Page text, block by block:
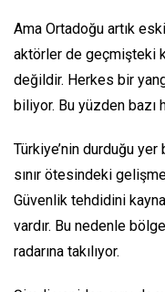
Ama Ortadoğu artık
aktörler de geçmişteki
değildir. Herkes bir
biliyor. Bu yüzden bazı
Türkiye’nin durduğu
sınır ötesindeki
Güvenlik tehdidini
vardır. Bu nedenle
radarına takılıyor.